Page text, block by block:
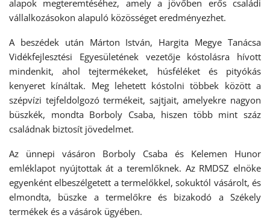
alapok megteremtéséhez, amely a jövőben erős családi
vállalkozásokon alapuló közösséget eredményezhet.
A beszédek után Márton István, Hargita Megye Tanácsa
Vidékfejlesztési Egyesületének vezetője kóstolásra hívott
mindenkit, ahol tejtermékeket, húsféléket és pityókás
kenyeret kínáltak. Meg lehetett kóstolni többek között a
szépvízi tejfeldolgozó termékeit, sajtjait, amelyekre nagyon
büszkék, mondta Borboly Csaba, hiszen több mint száz
családnak biztosít jövedelmet.
Az ünnepi vásáron Borboly Csaba és Kelemen Hunor
emléklapot nyújtottak át a teremlőknek. Az RMDSZ elnöke
egyenként elbeszélgetett a termelőkkel, sokuktól vásárolt, és
elmondta, büszke a termelőkre és bizakodó a Székely
termékek és a vásárok ügyében.